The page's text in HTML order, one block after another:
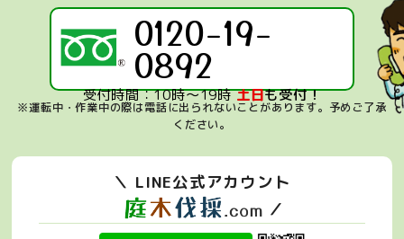
0120-19-
0892
受付時間：10時～19時 土日も受付！
※運転中・作業中の際は電話に出られないことがあります。 予めご了承
ください。
＼ LINE公式アカウント
／